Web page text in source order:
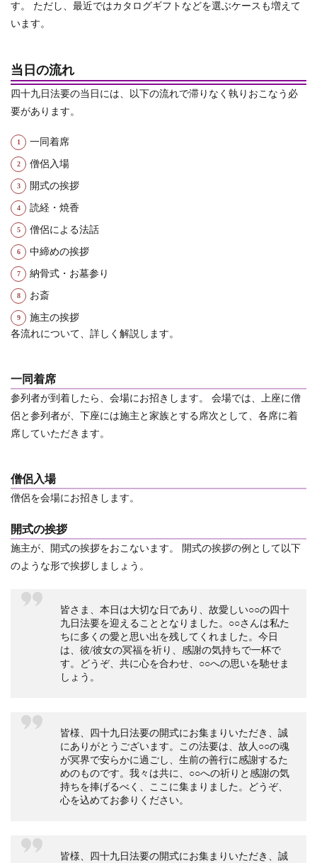
す。 ただし、最近ではカタログギフトなどを選ぶケースも増えて
います。
当日の流れ
四十九日法要の当日には、以下の流れで滞りなく執りおこなう必
要があります。
一同着席
僧侶入場
開式の挨拶
読経・焼香
僧侶による法話
中締めの挨拶
納骨式・お墓参り
お斎
施主の挨拶
各流れについて、詳しく解説します。
一同着席
参列者が到着したら、会場にお招きします。 会場では、上座に僧
侶と参列者が、下座には施主と家族とする席次として、各席に着
席していただきます。
僧侶入場
僧侶を会場にお招きします。
開式の挨拶
施主が、開式の挨拶をおこないます。
開式の挨拶の例として以下
のような形で挨拶しましょう。
皆さま、本日は大切な日であり、故愛しい○○の四十
九日法要を迎えることとなりました。○○さんは私た
ちに多くの愛と思い出を残してくれました。今日
は、彼/彼女の冥福を祈り、感謝の気持ちで一杯で
す。どうぞ、共に心を合わせ、○○への思いを馳せま
しょう。
皆様、四十九日法要の開式にお集まりいただき、誠
にありがとうございます。この法要は、故人○○の魂
が冥界で安らかに過ごし、生前の善行に感謝するた
めのものです。我々は共に、○○への祈りと感謝の気
持ちを捧げるべく、ここに集まりました。どうぞ、
心を込めてお参りください。
皆様、四十九日法要の開式にお集まりいただき、誠